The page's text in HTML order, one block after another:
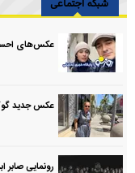
شبکه اجتماعی
عکس‌های
عکس جدید
رونمایی